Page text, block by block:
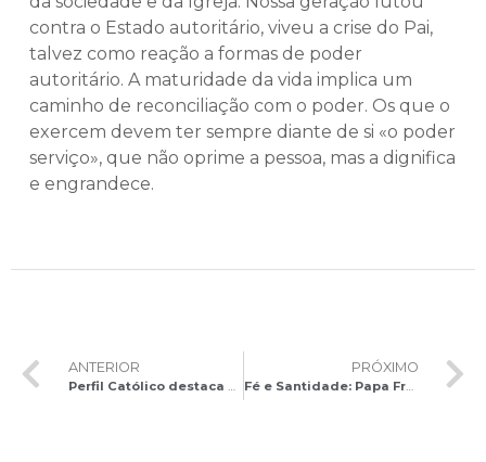
contra o Estado autoritário, viveu a crise do Pai,
talvez como reação a formas de poder
autoritário. A maturidade da vida implica um
caminho de reconciliação com o poder. Os que o
exercem devem ter sempre diante de si «o poder
serviço», que não oprime a pessoa, mas a dignifica
e engrandece.
ANTERIOR
Perfil Católico destaca a Canonização do Bem-Aventurado José Allamano
PRÓXIMO
Fé e Santidade: Papa Francisco celebra Santa Missa e Canoniza 14 Santos